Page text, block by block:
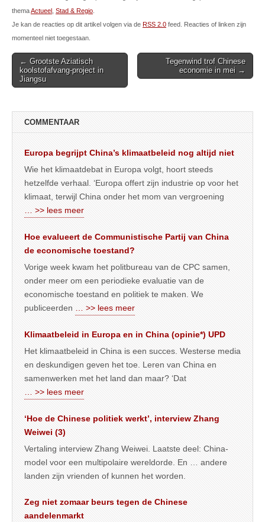
themaActueel Stad & Regio
Je kan de reacties op dit artikel volgen via de RSS 2.0 feed. Reacties of linken zijn
momenteel niet toegestaan.
Post
navigation
← Grootste Aziatisch
koolstofafvang-project in
Jiangsu
Tegenwind trof Chinese
economie in mei →
COMMENTAAR
Europa begrijpt China’s klimaatbeleid nog altijd niet
Wie het klimaatdebat in Europa volgt, hoort steeds
hetzelfde verhaal. ‘Europa offert zijn industrie op voor het
klimaat, terwijl China onder het mom van vergroening
… >> lees meer
Hoe evalueert de Communistische Partij van China
de economische toestand?
Vorige week kwam het politbureau van de CPC samen,
onder meer om een periodieke evaluatie van de
economische toestand en politiek te maken. We
publiceerden … >> lees meer
Klimaatbeleid in Europa en in China (opinie*) UPD
Het klimaatbeleid in China is een succes. Westerse media
en deskundigen geven het toe. Leren van China en
samenwerken met het land dan maar? ‘Dat
… >> lees meer
‘Hoe de Chinese politiek werkt’, interview Zhang
Weiwei (3)
Vertaling interview Zhang Weiwei. Laatste deel: China-
model voor een multipolaire wereldorde. En … andere
landen zijn vrienden of kunnen het worden.
Zeg niet zomaar beurs tegen de Chinese
aandelenmarkt